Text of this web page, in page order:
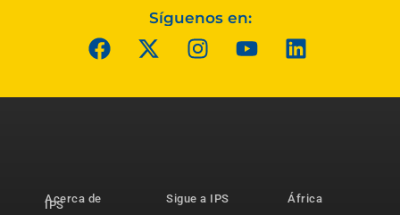
Síguenos en:
Acerca de
IPS
Sigue a IPS
África